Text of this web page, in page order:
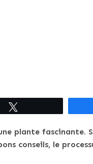
plante fascinante.
conseils, le